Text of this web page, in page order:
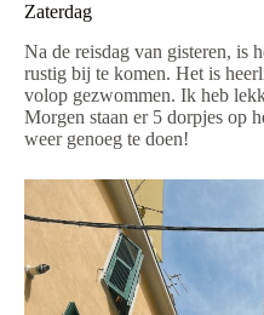
Zaterdag
Na de reisdag van gisteren, is
rustig bij te komen. Het is
volop gezwommen. Ik heb
Morgen staan er 5 dorpjes op
weer genoeg te doen!